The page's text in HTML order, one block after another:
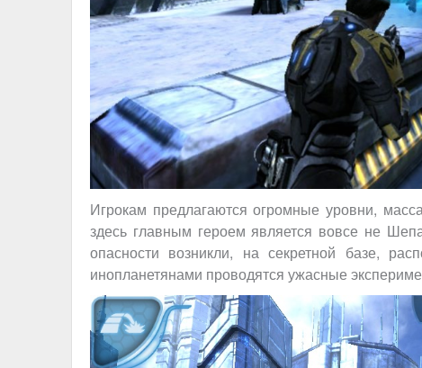
Игрокам предлагаются огромные уровни,
здесь главным героем является вовсе не
опасности возникли, на секретной базе,
инопланетянами проводятся ужасные